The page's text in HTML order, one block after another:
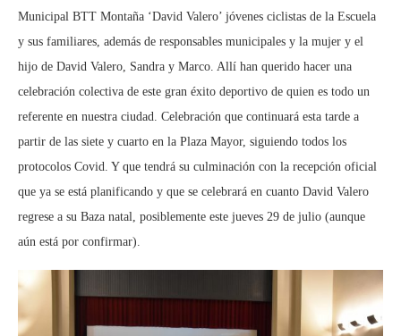
Municipal BTT Montaña ‘David Valero’ jóvenes ciclistas de la Escuela
y sus familiares, además de responsables municipales y la mujer y el
hijo de David Valero, Sandra y Marco. Allí han querido hacer una
celebración colectiva de este gran éxito deportivo de quien es todo un
referente en nuestra ciudad. Celebración que continuará esta tarde a
partir de las siete y cuarto en la Plaza Mayor, siguiendo todos los
protocolos Covid. Y que tendrá su culminación con la recepción oficial
que ya se está planificando y que se celebrará en cuanto David Valero
regrese a su Baza natal, posiblemente este jueves 29 de julio (aunque
aún está por confirmar).